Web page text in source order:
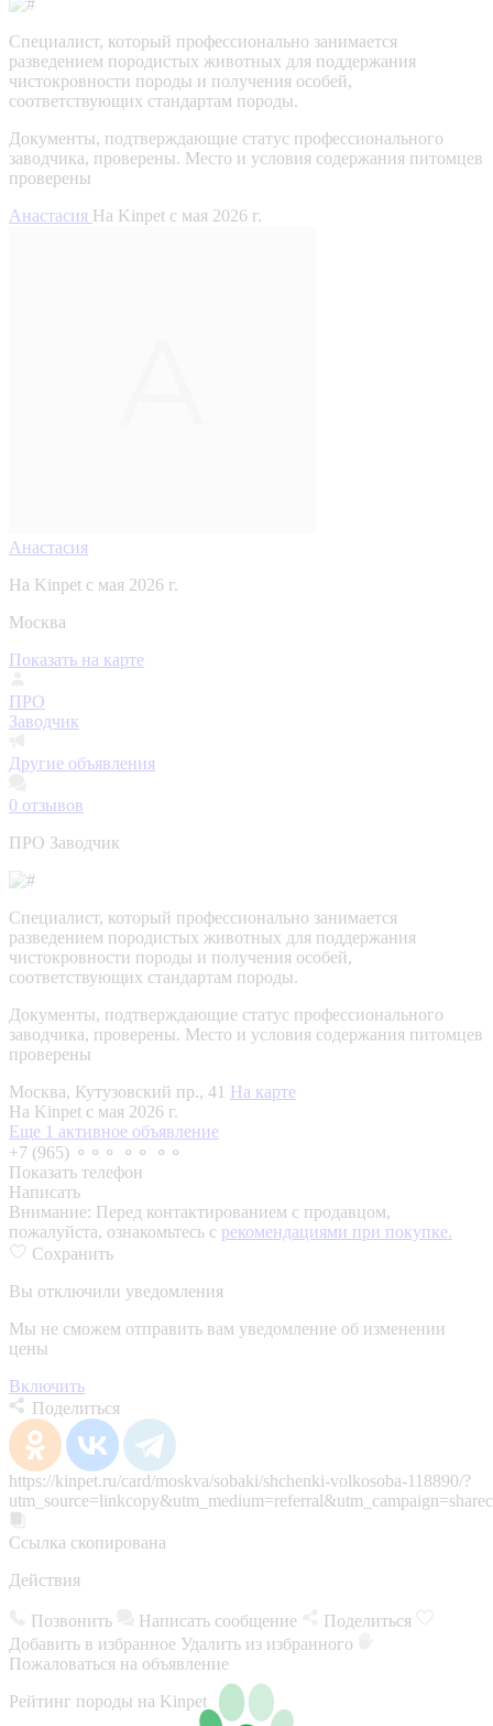
Специалист, который профессионально занимается
разведением породистых животных для поддержания
чистокровности породы и получения особей,
соответствующих стандартам породы.
Документы, подтверждающие статус профессионального
заводчика, проверены. Место и условия содержания питомцев
проверены
Анастасия На Kinpet c мая 2026 г.
Анастасия
На Kinpet c мая 2026 г.
Москва
Показать на карте
ПРО
Заводчик
Другие объявления
0 отзывов
ПРО Заводчик
Специалист, который профессионально занимается
разведением породистых животных для поддержания
чистокровности породы и получения особей,
соответствующих стандартам породы.
Документы, подтверждающие статус профессионального
заводчика, проверены. Место и условия содержания питомцев
проверены
Москва, Кутузовский пр., 41 На карте
На Kinpet c мая 2026 г.
Еще 1 активное объявление
+7 (965) ⚬⚬⚬ ⚬⚬ ⚬⚬
Показать телефон
Написать
Внимание: Перед контактированием с продавцом,
пожалуйста, ознакомьтесь с рекомендациями при покупке.
Сохранить
Вы отключили уведомления
Мы не сможем отправить вам уведомление об изменении
цены
Включить
Поделиться
https://kinpet.ru/card/moskva/sobaki/shchenki-volkosoba-118890/?
Ссылка скопирована
Действия
Позвонить Написать сообщение
Поделиться
Добавить в избранное Удалить из избранного
Пожаловаться на объявление
Рейтинг породы на Kinpet